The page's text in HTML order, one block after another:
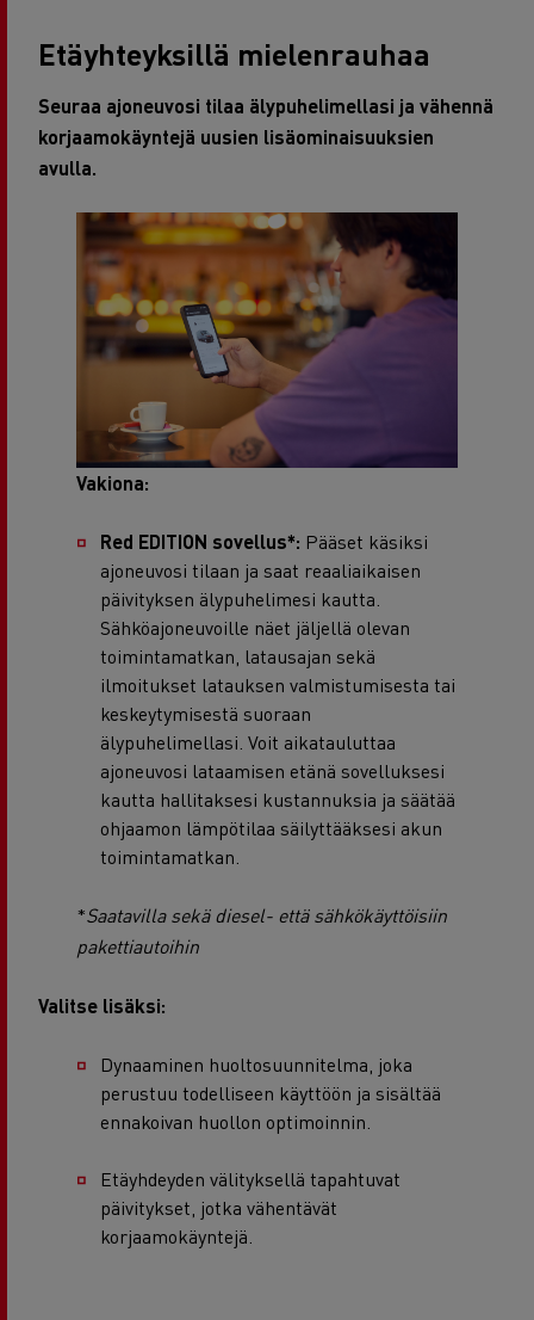
Etäyhteyksillä mielenrauhaa
Seuraa ajoneuvosi tilaa älypuhelimellasi ja vähennä
korjaamokäyntejä uusien lisäominaisuuksien
avulla.
Vakiona:
Red EDITION sovellus*: Pääset käsiksi
ajoneuvosi tilaan ja saat reaaliaikaisen
päivityksen älypuhelimesi kautta.
Sähköajoneuvoille näet jäljellä olevan
toimintamatkan, latausajan sekä
ilmoitukset latauksen valmistumisesta tai
keskeytymisestä suoraan
älypuhelimellasi. Voit aikatauluttaa
ajoneuvosi lataamisen etänä sovelluksesi
kautta hallitaksesi kustannuksia ja säätää
ohjaamon lämpötilaa säilyttääksesi akun
toimintamatkan.
*Saatavilla sekä diesel- että sähkökäyttöisiin
pakettiautoihin
Valitse lisäksi:
Dynaaminen huoltosuunnitelma, joka
perustuu todelliseen käyttöön ja sisältää
ennakoivan huollon optimoinnin.
Etäyhdeyden välityksellä tapahtuvat
päivitykset, jotka vähentävät
korjaamokäyntejä.